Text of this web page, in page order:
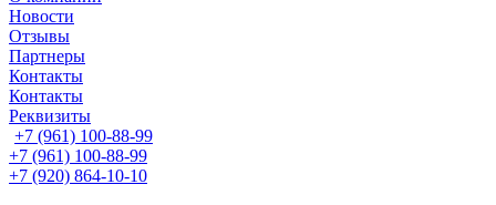
Новости
Отзывы
Партнеры
Контакты
Контакты
Реквизиты
+7 (961) 100-88-99
+7 (961) 100-88-99
+7 (920) 864-10-10